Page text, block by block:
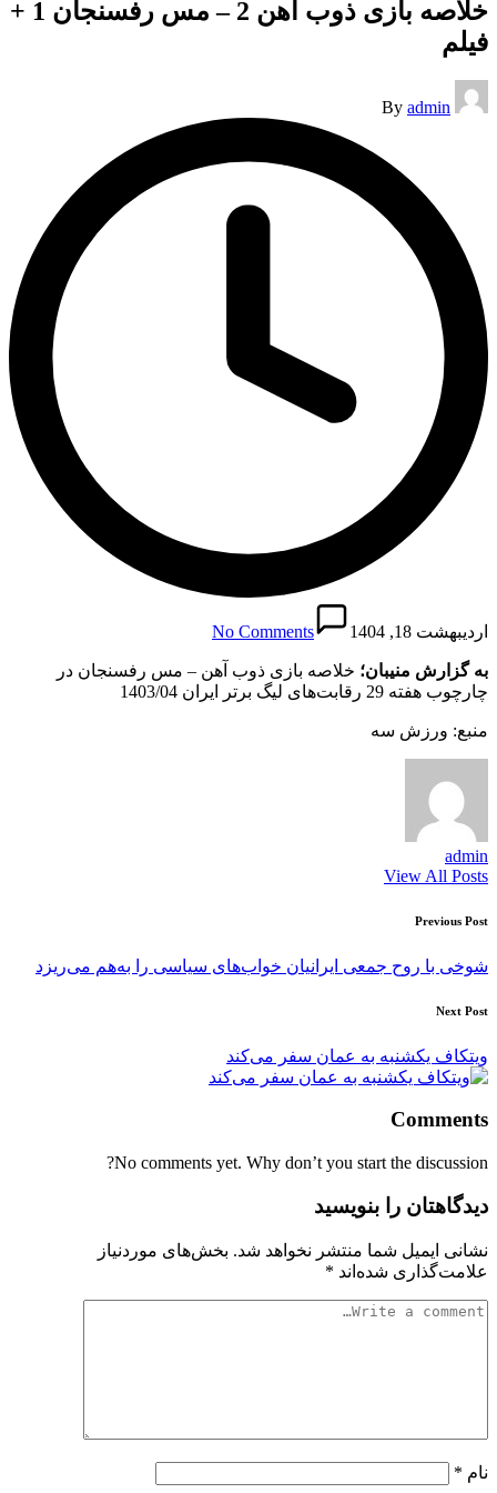
خلاصه بازی ذوب آهن 2 – مس رفسنجان 1 +
فیلم
Posted
by
By admin
اردیبهشت 18, 1404 No Comments
به گزارش منیبان؛ خلاصه بازی ذوب آهن – مس رفسنجان در
چارچوب هفته 29 رقابت‌های لیگ برتر ایران 1403/04
منبع: ورزش سه
admin
View All Posts
Post
navigation
Previous Post
شوخی با روح جمعی ایرانیان خواب‌های سیاسی را به‌هم می‌ریزد
Next Post
ویتکاف یکشنبه به عمان سفر می‌کند
Comments
No comments yet. Why don’t you start the discussion?
دیدگاهتان را بنویسید
نشانی ایمیل شما منتشر نخواهد شد. بخش‌های موردنیاز
علامت‌گذاری شده‌اند *
نام *